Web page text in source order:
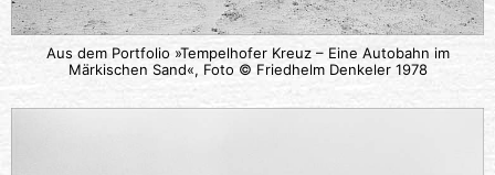
Aus dem Portfolio »Tempelhofer Kreuz – Eine Autobahn im
Märkischen Sand«, Foto © Friedhelm Denkeler 1978